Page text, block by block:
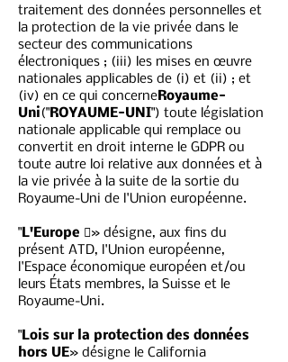
traitement des données personnelles et
la protection de la vie privée dans le
secteur des communications
électroniques ; (iii) les mises en œuvre
nationales applicables de (i) et (ii) ; et
(iv) en ce qui concerneRoyaume-
Uni("ROYAUME-UNI") toute législation
nationale applicable qui remplace ou
convertit en droit interne le GDPR ou
toute autre loi relative aux données et à
la vie privée à la suite de la sortie du
Royaume-Uni de l'Union européenne.
"L'Europe » désigne, aux fins du
présent ATD, l'Union européenne,
l'Espace économique européen et/ou
leurs États membres, la Suisse et le
Royaume-Uni.
"Lois sur la protection des données
hors UE» désigne le California